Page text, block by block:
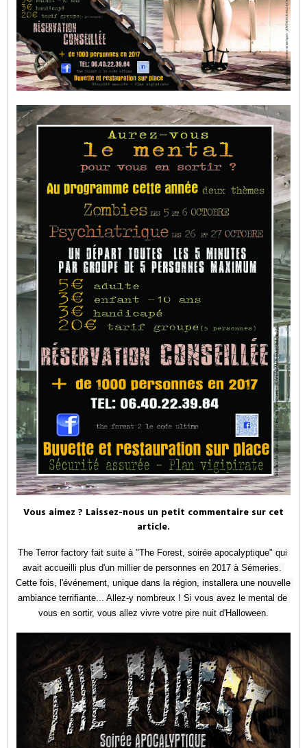
Vous aimez ? Laissez-nous un petit commentaire sur cet
article.
The Terror factory fait suite à "The Forest, soirée apocalyptique" qui
avait accueilli plus d'un millier de personnes en 2017 à Sémeries.
Cette fois, l'événement, unique dans la région, installera une nouvelle
ambiance terrifiante... Allez-y nombreux ! Si vous avez le mental de
vous en sortir, vous allez vivre votre pire nuit d'Halloween.